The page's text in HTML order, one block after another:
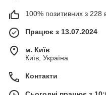
100% позитивних з 228
Працює з 13.07.2024
м. Київ
Київ, Україна
Контакти